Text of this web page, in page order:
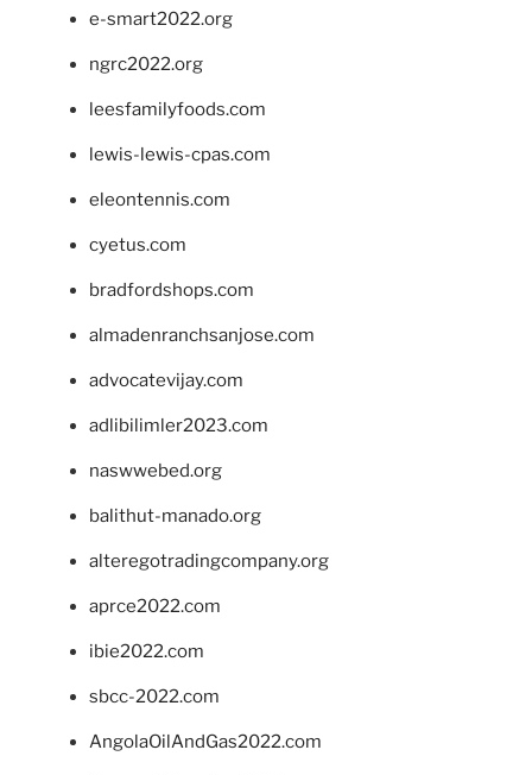
e-smart2022.org
ngrc2022.org
leesfamilyfoods.com
lewis-lewis-cpas.com
eleontennis.com
cyetus.com
bradfordshops.com
almadenranchsanjose.com
advocatevijay.com
adlibilimler2023.com
naswwebed.org
balithut-manado.org
alteregotradingcompany.org
aprce2022.com
ibie2022.com
sbcc-2022.com
AngolaOilAndGas2022.com